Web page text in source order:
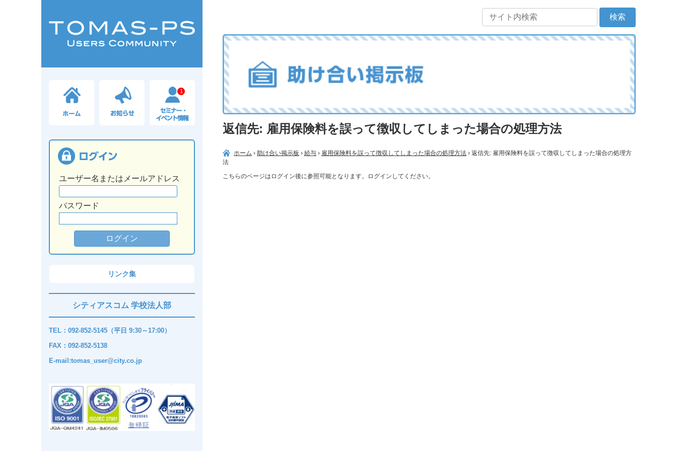
1
ユーザー名またはメールアドレス
パスワード
リンク集
シティアスコム 学校法人部
TEL：092-852-5145（平日 9:30～17:00）
FAX：092-852-5138
E-mail:tomas_user@city.co.jp
返信先: 雇用保険料を誤って徴収してしまった場合の処理方法
ホーム › 助け合い掲示板 › 給与 › 雇用保険料を誤って徴収してしまった場合の処理方法 › 返信先: 雇用保険料を誤って徴収してしまった場合の処理方
法
こちらのページはログイン後に参照可能となります。ログインしてください。